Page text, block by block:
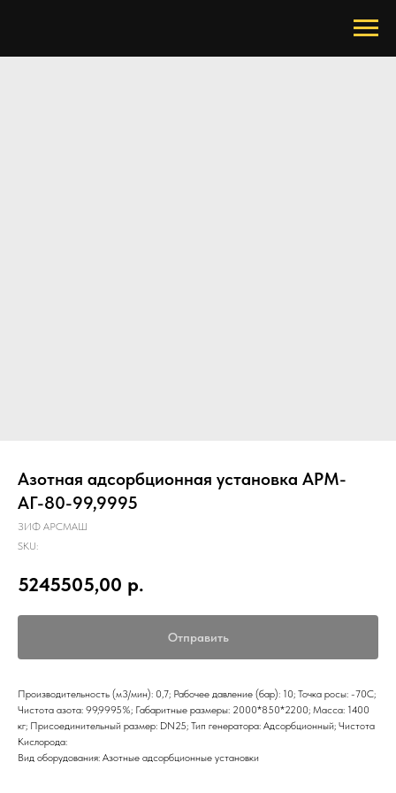
Азотная адсорбционная установка АРМ-
АГ-80-99,9995
ЗИФ АРСМАШ
SKU:
5245505,00 р.
Отправить
Производительность (м3/мин): 0,7; Рабочее давление (бар): 10; Точка росы: -70С;
Чистота азота: 99,9995%; Габаритные размеры: 2000*850*2200; Масса: 1400
кг; Присоединительный размер: DN25; Тип генератора: Адсорбционный; Чистота
Кислорода:
Вид оборудования: Азотные адсорбционные установки